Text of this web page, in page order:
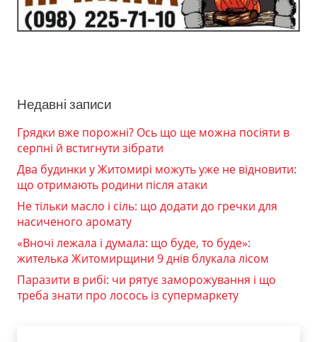
Недавні записи
Грядки вже порожні? Ось що ще можна посіяти в
серпні й встигнути зібрати
Два будинки у Житомирі можуть уже не відновити:
що отримають родини після атаки
Не тільки масло і сіль: що додати до гречки для
насиченого аромату
«Вночі лежала і думала: що буде, то буде»:
жителька Житомирщини 9 днів блукала лісом
Паразити в рибі: чи рятує заморожування і що
треба знати про лосось із супермаркету